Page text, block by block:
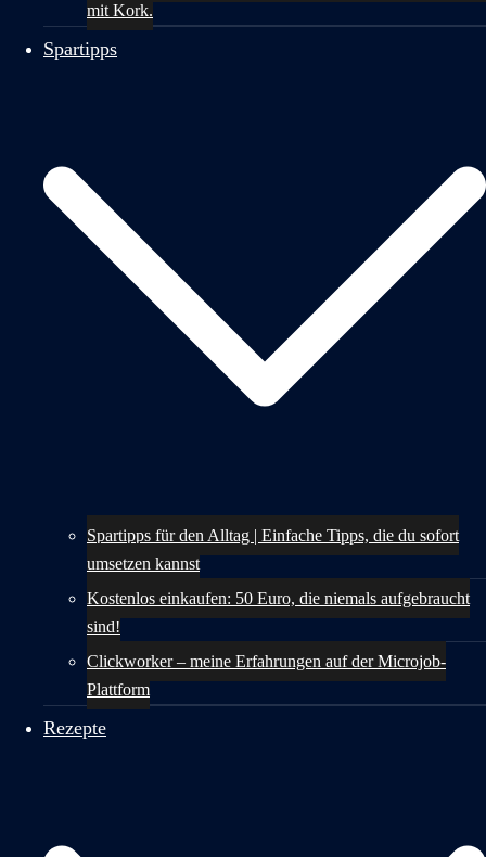
mit Kork.
Spartipps
Spartipps für den Alltag | Einfache Tipps, die du sofort
umsetzen kannst
Kostenlos einkaufen: 50 Euro, die niemals aufgebraucht
sind!
Clickworker – meine Erfahrungen auf der Microjob-
Plattform
Rezepte